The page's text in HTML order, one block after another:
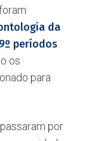
da
períodos
os
para
por